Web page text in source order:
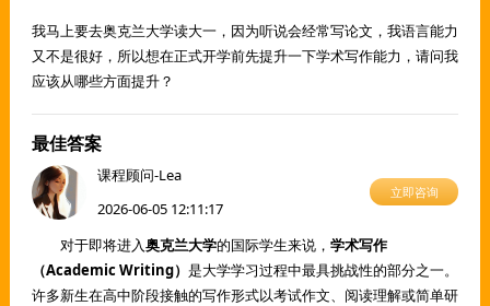
我马上要去奥克兰大学读大一，因为听说会经常写论文，我语言能力
又不是很好，所以想在正式开学前先提升一下学术写作能力，请问我
应该从哪些方面提升？
最佳答案
课程顾问-Lea
2026-06-05 12:11:17
立即咨询
对于即将进入奥克兰大学的国际学生来说， 学术写作
（Academic Writing） 是大学学习过程中最具挑战性的部分之一。
许多新生在高中阶段接触的写作形式以考试作文、阅读理解或简单研